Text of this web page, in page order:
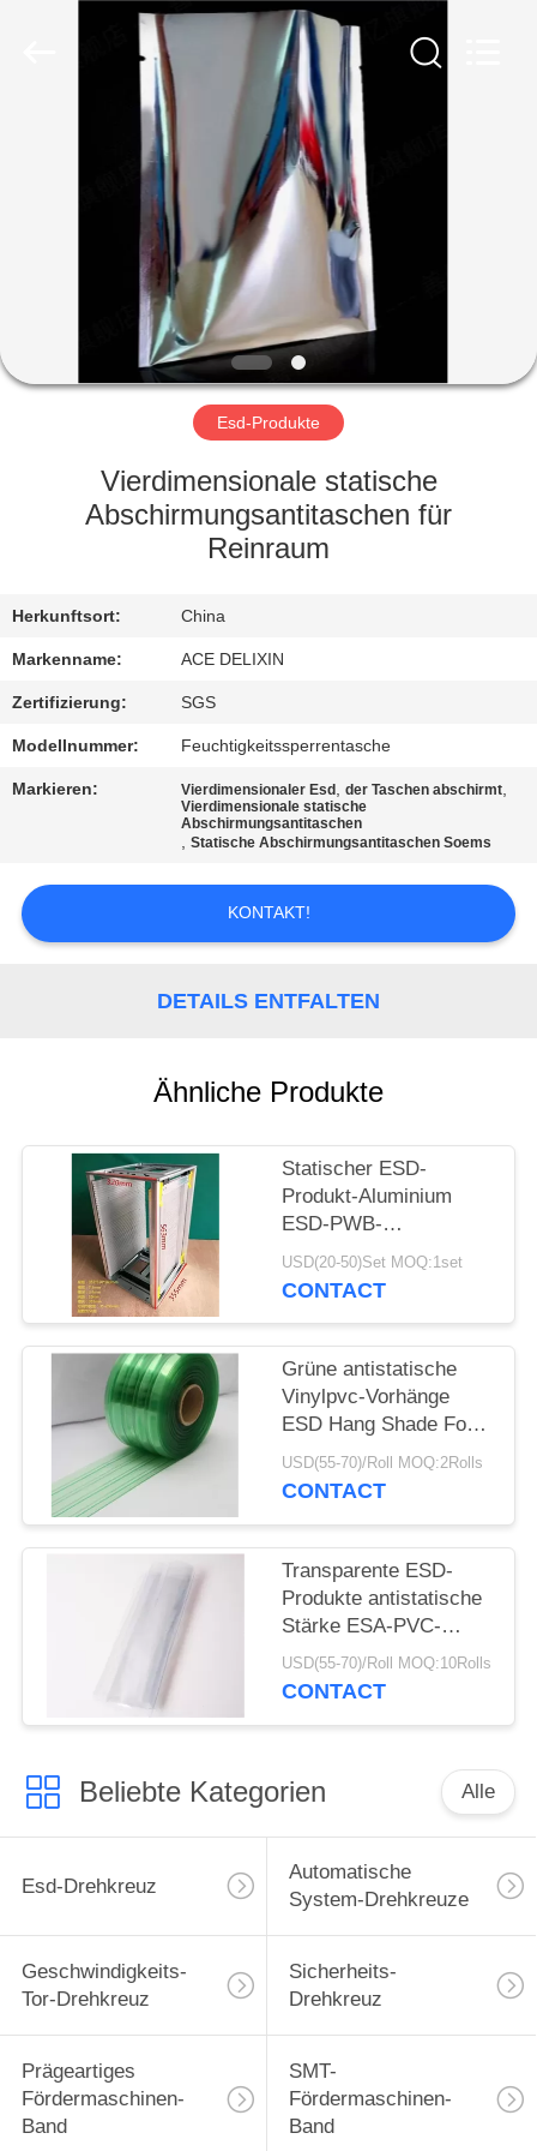
PRODUKTE
FABRIK-
QUALITÄTSKONTROLLE
SIE
MIT
UNS
IN
VERBINDUNG
NACHRICHTEN
FORDERN
PRIVACY
POLICY
Esd-Produkte
Vierdimensionale statische
Abschirmungsantitaschen für
Reinraum
Herkunftsort: China
Markenname: ACE DELIXIN
Zertifizierung: SGS
Modellnummer: Feuchtigkeitssperrentasche
Markieren: Vierdimensionaler Esd ,der Taschen abschirmt,
Vierdimensionale statische
Abschirmungsantitaschen
,Statische Abschirmungsantitaschen Soems
KONTAKT!
DETAILS ENTFALTEN
Ähnliche Produkte
Statischer ESD-
Produkt-Aluminium
ESD-PWB-
AntiZeitschriftenständer
355X320X563mm
USD(20-50)Set MOQ:1set
CONTACT
Grüne antistatische
Vinylpvc-Vorhänge
ESD Hang Shade For
Industry/Cleanroom
USD(55-70)/Roll MOQ:2Rolls
CONTACT
Transparente ESD-
Produkte antistatische
Stärke ESA-PVC-
Vorhang-0.3mm 0.5mm
1mm
USD(55-70)/Roll MOQ:10Rolls
CONTACT
Beliebte Kategorien Alle
Esd-Drehkreuz
Automatische
System-Drehkreuze
Geschwindigkeits-
Tor-Drehkreuz
Sicherheits-
Drehkreuz
Prägeartiges
Fördermaschinen-
Band
SMT-
Fördermaschinen-
Band